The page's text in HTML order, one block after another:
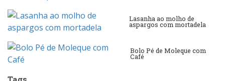
Peixes e Frutos do Mar
Pizzarias
Lasanha ao molho de
aspargos com mortadela
Bolo Pé de Moleque com
Café